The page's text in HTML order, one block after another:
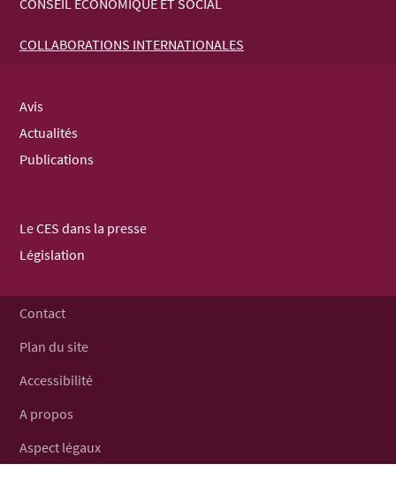
MENU
NAVIGATION
CONSEIL ÉCONOMIQUE ET SOCIAL
COLLABORATIONS INTERNATIONALES
Avis
Actualités
Publications
Le CES dans la presse
Législation
Contact
Plan du site
Accessibilité
A propos
Aspect légaux